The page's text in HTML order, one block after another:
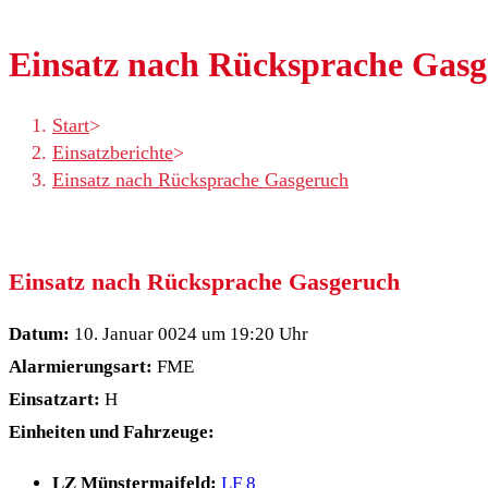
Einsatz nach Rücksprache
Start>
Einsatzberichte>
Einsatz nach Rücksprache Gasgeruch
Einsatz nach Rücksprache Gasgeruch
Datum: 10. Januar 0024 um 19:20 Uhr
Alarmierungsart: FME
Einsatzart: H
Einheiten und Fahrzeuge:
LZ Münstermaifeld: LF 8